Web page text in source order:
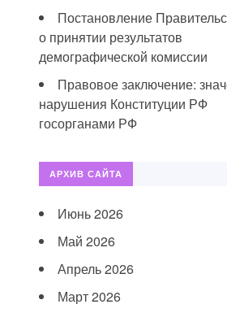
Постановление
о принятии результатов
демографической комиссии
Правовое заключение:
нарушения Конституции РФ
госорганами РФ
АРХИВ САЙТА
Июнь 2026
Май 2026
Апрель 2026
Март 2026